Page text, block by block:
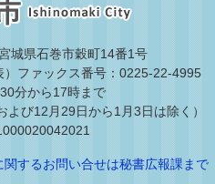
城県石巻市穀町14番1号
ファックス番号：0225-22-4995
分から17時まで
よび12月29日から1月3日は除く）
するお問い合せは秘書広報課まで